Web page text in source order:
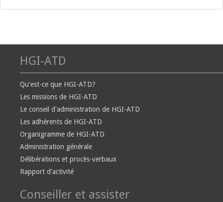
HGI-ATD
Qu'est-ce que HGI-ATD?
Les missions de HGI-ATD
Le conseil d'administration de HGI-ATD
Les adhérents de HGI-ATD
Organigramme de HGI-ATD
Administration générale
Délibérations et procès-verbaux
Rapport d'activité
Conseiller et assister